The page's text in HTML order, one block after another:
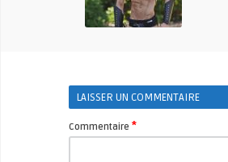
LAISSER UN COMMENTAIRE
Commentaire *